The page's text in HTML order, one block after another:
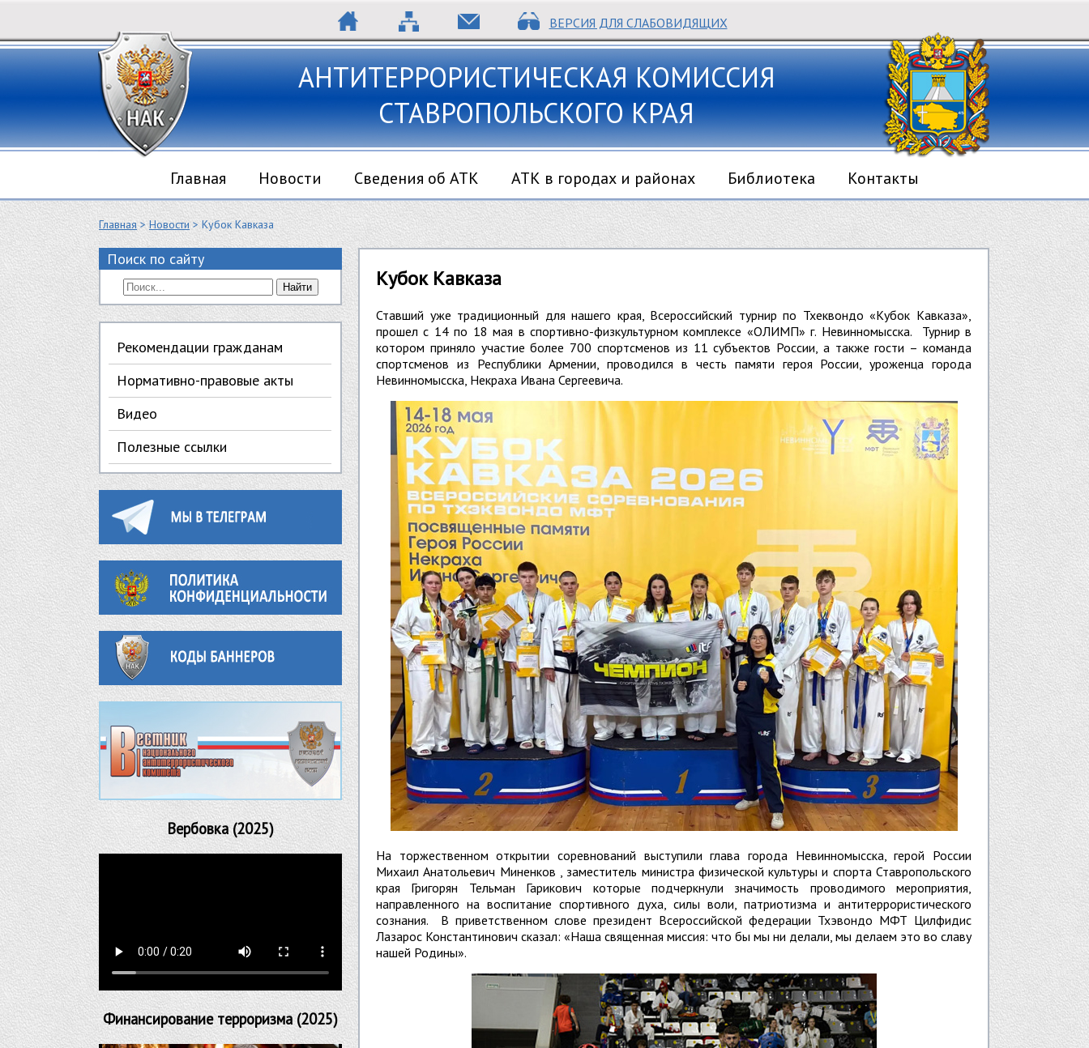
ВЕРСИЯ ДЛЯ СЛАБОВИДЯЩИХ
АНТИТЕРРОРИСТИЧЕСКАЯ КОМИССИЯ
СТАВРОПОЛЬСКОГО КРАЯ
Главная Новости Сведения об АТК АТК в городах и районах Библиотека Контакты
Главная>Новости> Кубок Кавказа
Поиск по сайту
Найти
Рекомендации гражданам
Нормативно-правовые акты
Видео
Полезные ссылки
Вербовка (2025)
Финансирование терроризма (2025)
Кубок Кавказа
Ставший уже традиционный для нашего края, Всероссийский турнир по Тхеквондо «Кубок Кавказа»,
прошел с 14 по 18 мая в спортивно-физкультурном комплексе «ОЛИМП» г. Невинномысска. Турнир в
котором приняло участие более 700 спортсменов из 11 субъектов России, а также гости – команда
спортсменов из Республики Армении, проводился в честь памяти героя России, уроженца города
Невинномысска, Некраха Ивана Сергеевича.
На торжественном открытии соревнований выступили глава города Невинномысска, герой России
Михаил Анатольевич Миненков , заместитель министра физической культуры и спорта Ставропольского
края Григорян Тельман Гарикович которые подчеркнули значимость проводимого мероприятия,
направленного на воспитание спортивного духа, силы воли, патриотизма и антитеррористического
сознания. В приветственном слове президент Всероссийской федерации Тхэвондо МФТ Цилфидис
Лазарос Константинович сказал: «Наша священная миссия: что бы мы ни делали, мы делаем это во славу
нашей Родины».